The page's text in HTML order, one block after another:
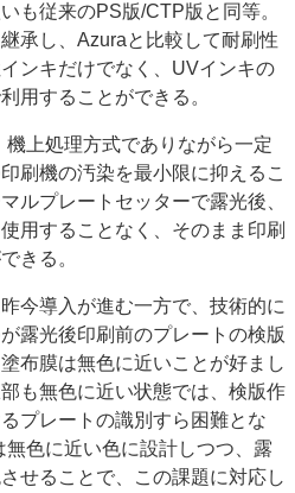
も従来のPS版/CTP版と同等。
承し、Azuraと比較して耐刷性
ンキだけでなく、UVインキの
用することができる。
上処理方式でありながら一定
刷機の汚染を最小限に抑えるこ
ルプレートセッターで露光後、
用することなく、そのまま印刷
きる。
今導入が進む一方で、技術的に
露光後印刷前のプレートの検版
布膜は無色に近いことが好まし
も無色に近い状態では、検版作
プレートの識別すら困難とな
色に近い色に設計しつつ、露
せることで、この課題に対応し